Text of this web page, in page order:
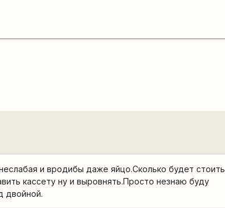
и вродибы даже яйцо.Сколько будет стоить
кассету ну и выровнять.Просто незнаю буду
двойной.